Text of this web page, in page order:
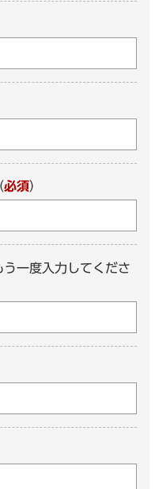
必須）
一度入力してくださ